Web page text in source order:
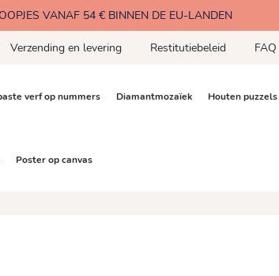
VANAF 54 € BINNEN DE EU-LANDEN
Verzending en levering Restitutiebeleid FAQ
verf op nummers Diamantmozaïek Houten puzzels
Poster op canvas